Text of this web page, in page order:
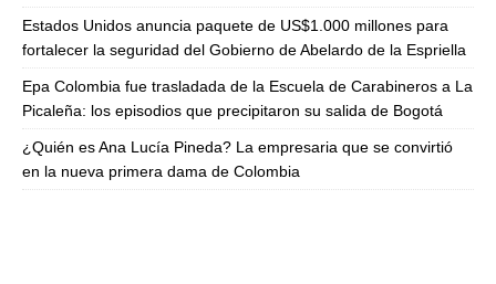
Estados Unidos anuncia paquete de US$1.000 millones para
fortalecer la seguridad del Gobierno de Abelardo de la Espriella
Epa Colombia fue trasladada de la Escuela de Carabineros a La
Picaleña: los episodios que precipitaron su salida de Bogotá
¿Quién es Ana Lucía Pineda? La empresaria que se convirtió
en la nueva primera dama de Colombia